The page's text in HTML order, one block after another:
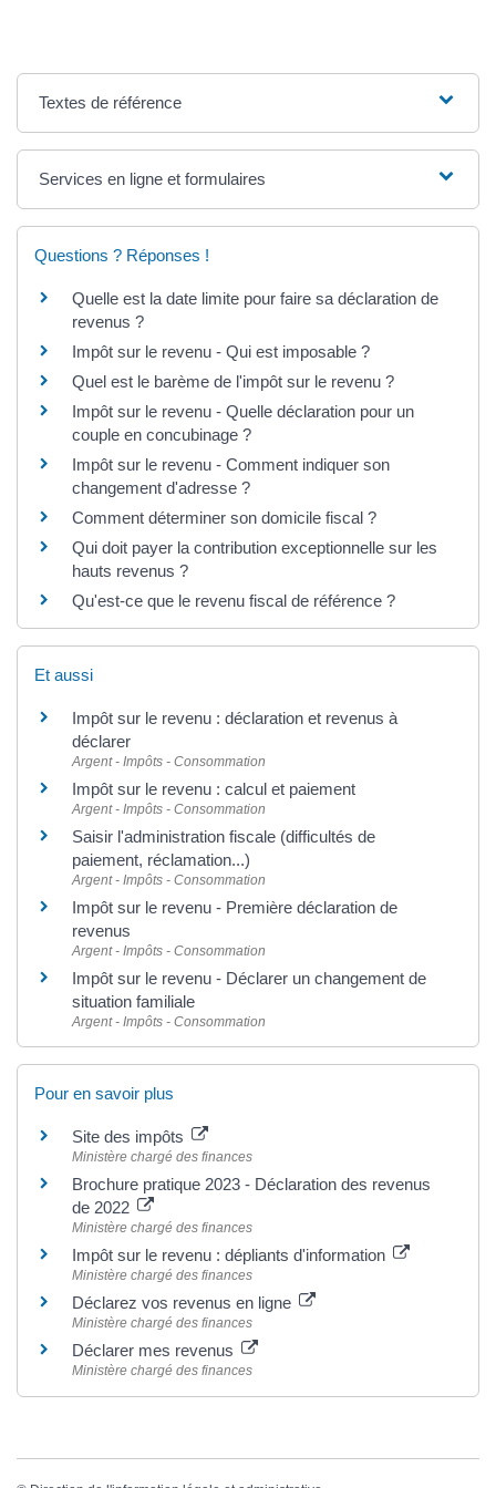
Textes de référence
Services en ligne et formulaires
Questions ? Réponses !
Quelle est la date limite pour faire sa déclaration de
revenus ?
Impôt sur le revenu - Qui est imposable ?
Quel est le barème de l'impôt sur le revenu ?
Impôt sur le revenu - Quelle déclaration pour un
couple en concubinage ?
Impôt sur le revenu - Comment indiquer son
changement d'adresse ?
Comment déterminer son domicile fiscal ?
Qui doit payer la contribution exceptionnelle sur les
hauts revenus ?
Qu'est-ce que le revenu fiscal de référence ?
Et aussi
Impôt sur le revenu : déclaration et revenus à
déclarer
Argent - Impôts - Consommation
Impôt sur le revenu : calcul et paiement
Argent - Impôts - Consommation
Saisir l'administration fiscale (difficultés de
paiement, réclamation...)
Argent - Impôts - Consommation
Impôt sur le revenu - Première déclaration de
revenus
Argent - Impôts - Consommation
Impôt sur le revenu - Déclarer un changement de
situation familiale
Argent - Impôts - Consommation
Pour en savoir plus
Site des impôts
Ministère chargé des finances
Brochure pratique 2023 - Déclaration des revenus
de 2022
Ministère chargé des finances
Impôt sur le revenu : dépliants d'information
Ministère chargé des finances
Déclarez vos revenus en ligne
Ministère chargé des finances
Déclarer mes revenus
Ministère chargé des finances